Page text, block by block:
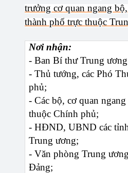
trưởng cơ quan ngang
thành phố trực thuộc
Nơi nhận:
- Ban Bí thư Trung
- Thủ tướng, các Phó
phủ;
- Các bộ, cơ quan
thuộc Chính phủ;
- HĐND, UBND các
Trung ương;
- Văn phòng Trung
Đảng;